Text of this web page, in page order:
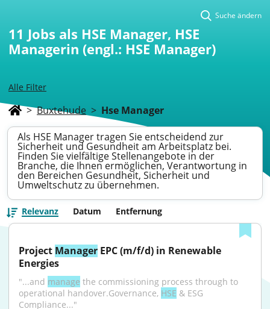
Alle Filter
Suche ändern
11 Jobs als HSE Manager, HSE
Managerin (engl.: HSE Manager)
> Buxtehude > Hse Manager
Als HSE Manager tragen Sie entscheidend zur
Sicherheit und Gesundheit am Arbeitsplatz bei.
Finden Sie vielfältige Stellenangebote in der
Branche, die Ihnen ermöglichen, Verantwortung in
den Bereichen Gesundheit, Sicherheit und
Umweltschutz zu übernehmen.
Relevanz Datum Entfernung
Project Manager EPC (m/f/d) in Renewable
Energies
"...and manage the commissioning process through to
operational handover.Governance, HSE & ESG
Compliance..."